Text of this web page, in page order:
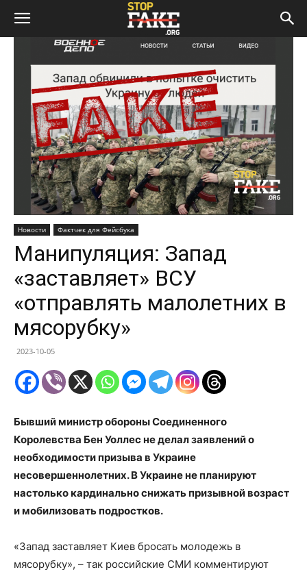
Новости Фактчек для Фейсбука
Манипуляция: Запад
«заставляет» ВСУ
«отправлять малолетних в
мясорубку»
2023-10-05
Бывший министр обороны Соединенного
Королевства Бен Уоллес не делал заявлений о
необходимости призыва в Украине
несовершеннолетних. В Украине не планируют
настолько кардинально снижать призывной возраст
и мобилизовать подростков.
«Запад заставляет Киев бросать молодежь в
мясорубку», – так российские СМИ комментируют